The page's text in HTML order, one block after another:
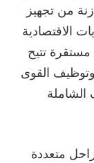
من تجهيز
الاقتصادية
مستقرة تتيح
القوى
الشاملة
متعددة